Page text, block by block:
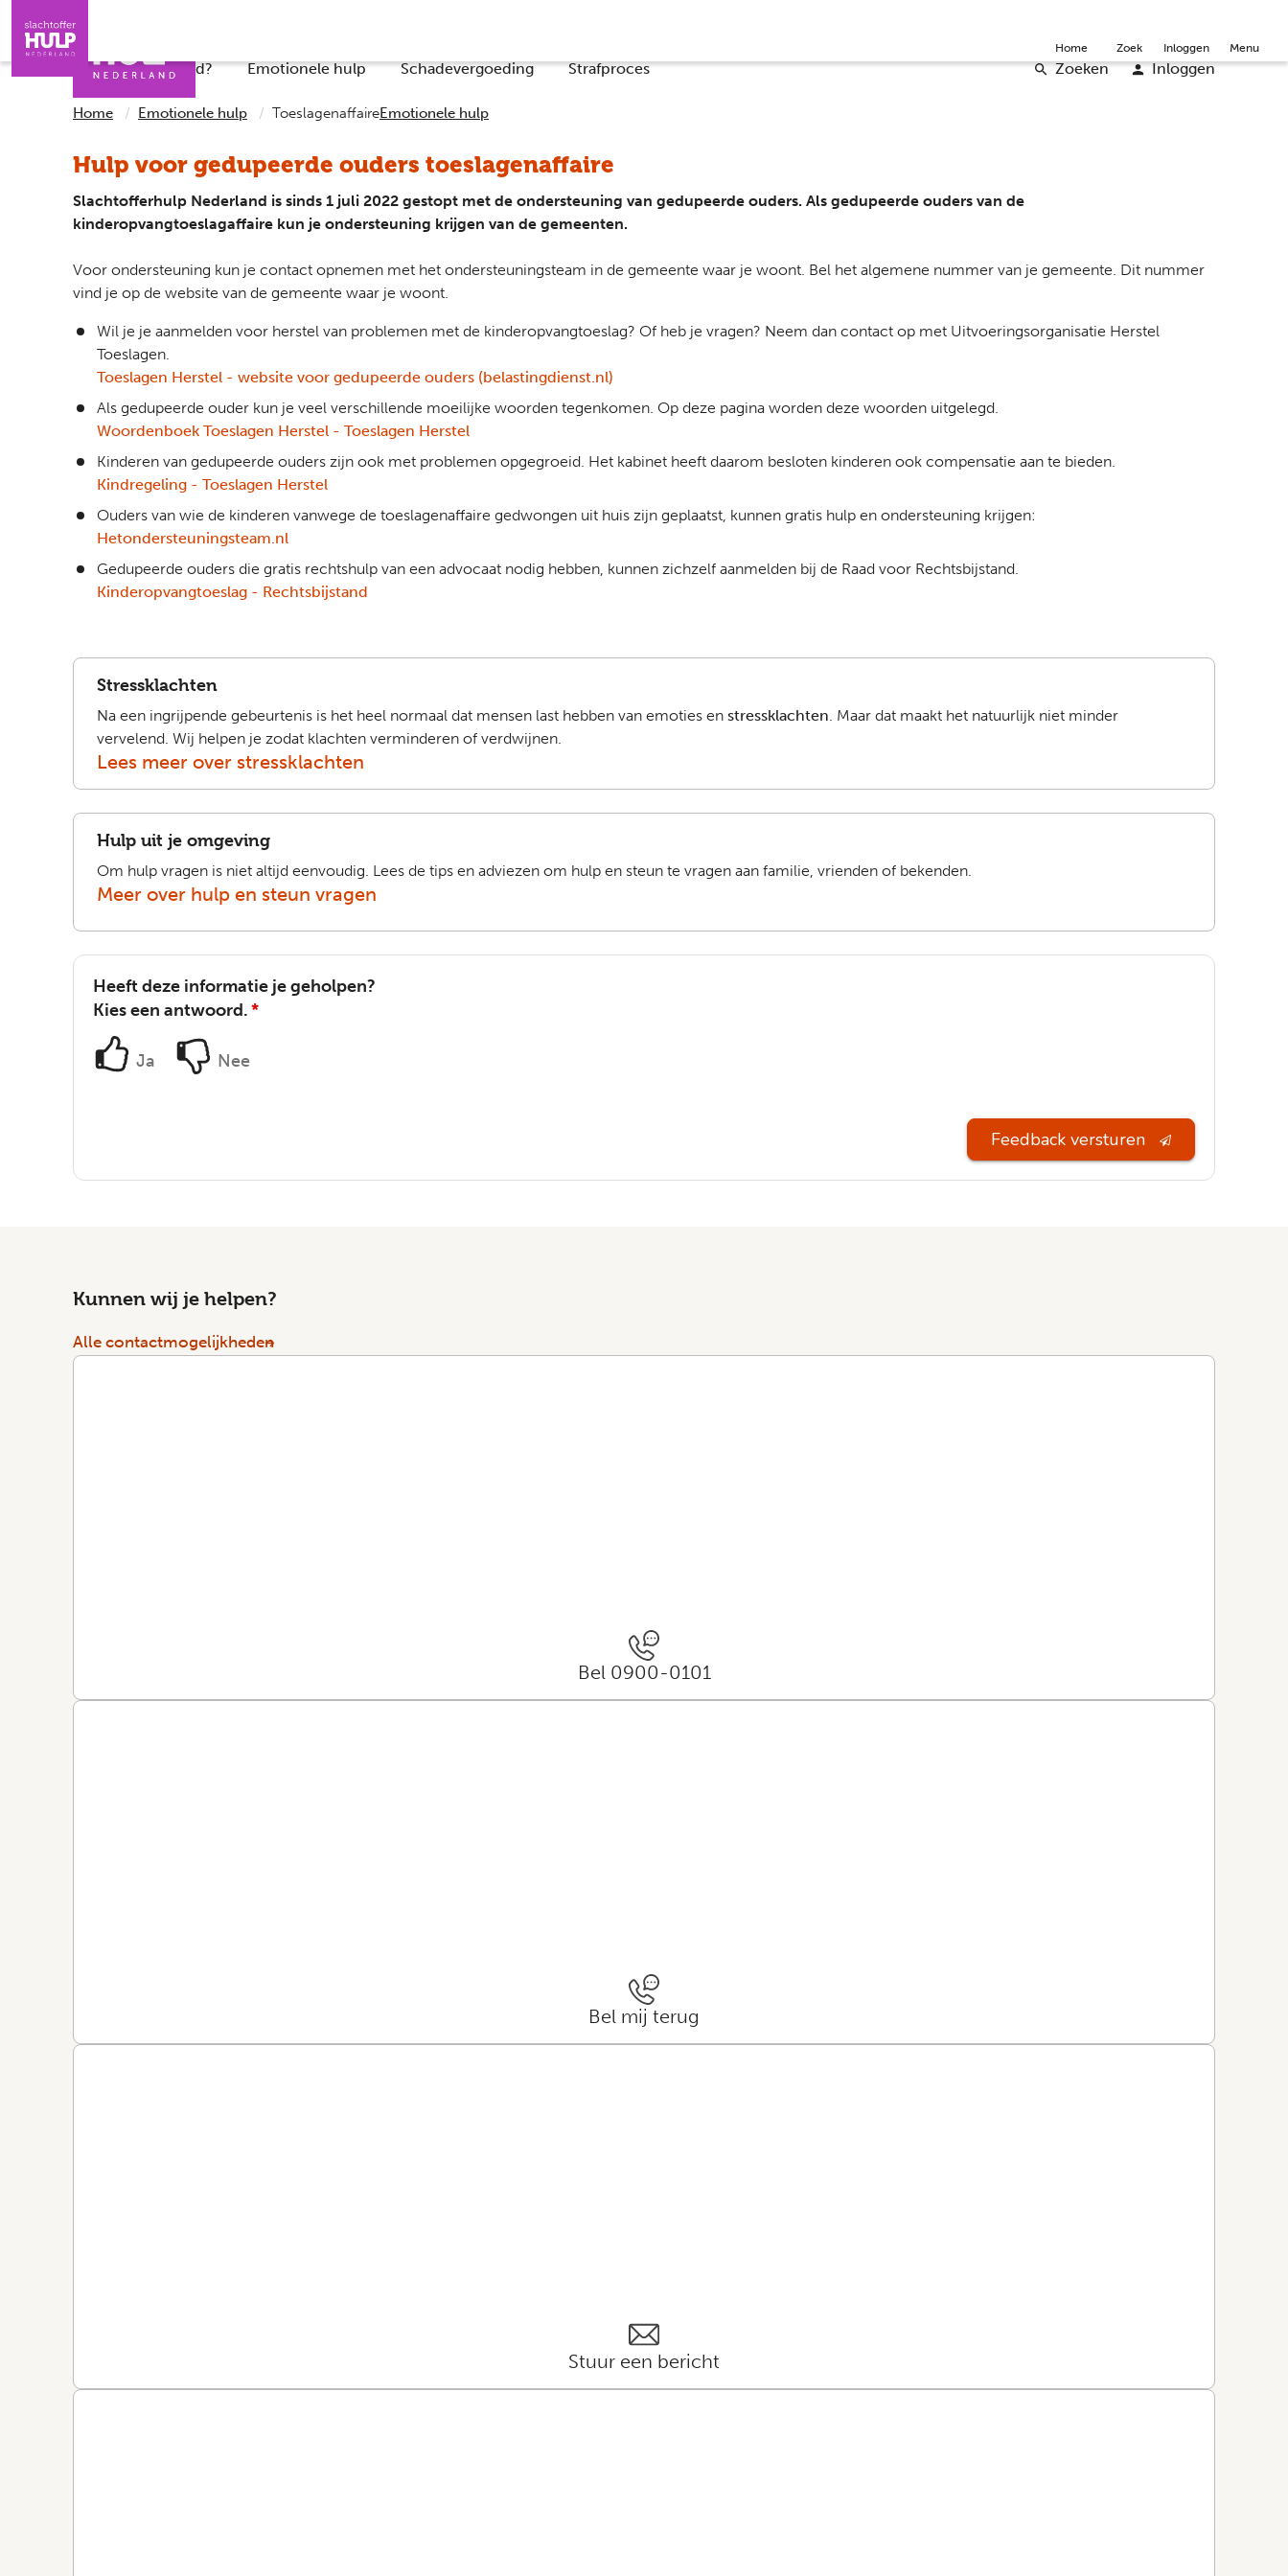
Wat is er gebeurd? Emotionele hulp Schadevergoeding Strafproces Zoeken Inloggen
Home Zoek Inloggen Menu
Home Emotionele hulp ToeslagenaffaireEmotionele hulp
Hulp voor gedupeerde ouders toeslagenaffaire
Slachtofferhulp Nederland is sinds 1 juli 2022 gestopt met de ondersteuning van gedupeerde ouders. Als gedupeerde ouders van de
kinderopvangtoeslagaffaire kun je ondersteuning krijgen van de gemeenten.
Voor ondersteuning kun je contact opnemen met het ondersteuningsteam in de gemeente waar je woont. Bel het algemene nummer van je gemeente. Dit nummer
vind je op de website van de gemeente waar je woont.
Wil je je aanmelden voor herstel van problemen met de kinderopvangtoeslag? Of heb je vragen? Neem dan contact op met Uitvoeringsorganisatie Herstel
Toeslagen.
Toeslagen Herstel - website voor gedupeerde ouders (belastingdienst.nl)
Als gedupeerde ouder kun je veel verschillende moeilijke woorden tegenkomen. Op deze pagina worden deze woorden uitgelegd.
Woordenboek Toeslagen Herstel - Toeslagen Herstel
Kinderen van gedupeerde ouders zijn ook met problemen opgegroeid. Het kabinet heeft daarom besloten kinderen ook compensatie aan te bieden.
Kindregeling - Toeslagen Herstel
Ouders van wie de kinderen vanwege de toeslagenaffaire gedwongen uit huis zijn geplaatst, kunnen gratis hulp en ondersteuning krijgen:
Hetondersteuningsteam.nl
Gedupeerde ouders die gratis rechtshulp van een advocaat nodig hebben, kunnen zichzelf aanmelden bij de Raad voor Rechtsbijstand.
Kinderopvangtoeslag - Rechtsbijstand
Stressklachten
Na een ingrijpende gebeurtenis is het heel normaal dat mensen last hebben van emoties en stressklachten. Maar dat maakt het natuurlijk niet minder
vervelend. Wij helpen je zodat klachten verminderen of verdwijnen.
Lees meer over stressklachten
Hulp uit je omgeving
Om hulp vragen is niet altijd eenvoudig. Lees de tips en adviezen om hulp en steun te vragen aan familie, vrienden of bekenden.
Meer over hulp en steun vragen
Heeft deze informatie je geholpen?
Kies een antwoord.*
Ja Nee
Feedback versturen
Kunnen wij je helpen?
Alle contactmogelijkheden
Bel 0900-0101
Bel mij terug
Stuur een bericht